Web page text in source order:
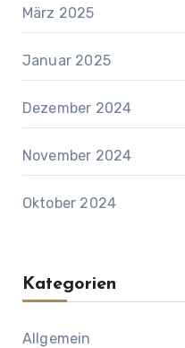
März 2025
Januar 2025
Dezember 2024
November 2024
Oktober 2024
Kategorien
Allgemein